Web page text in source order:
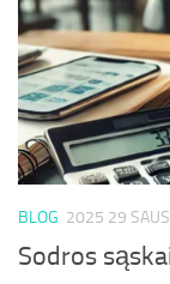
BLOG 2025 29
Sodros